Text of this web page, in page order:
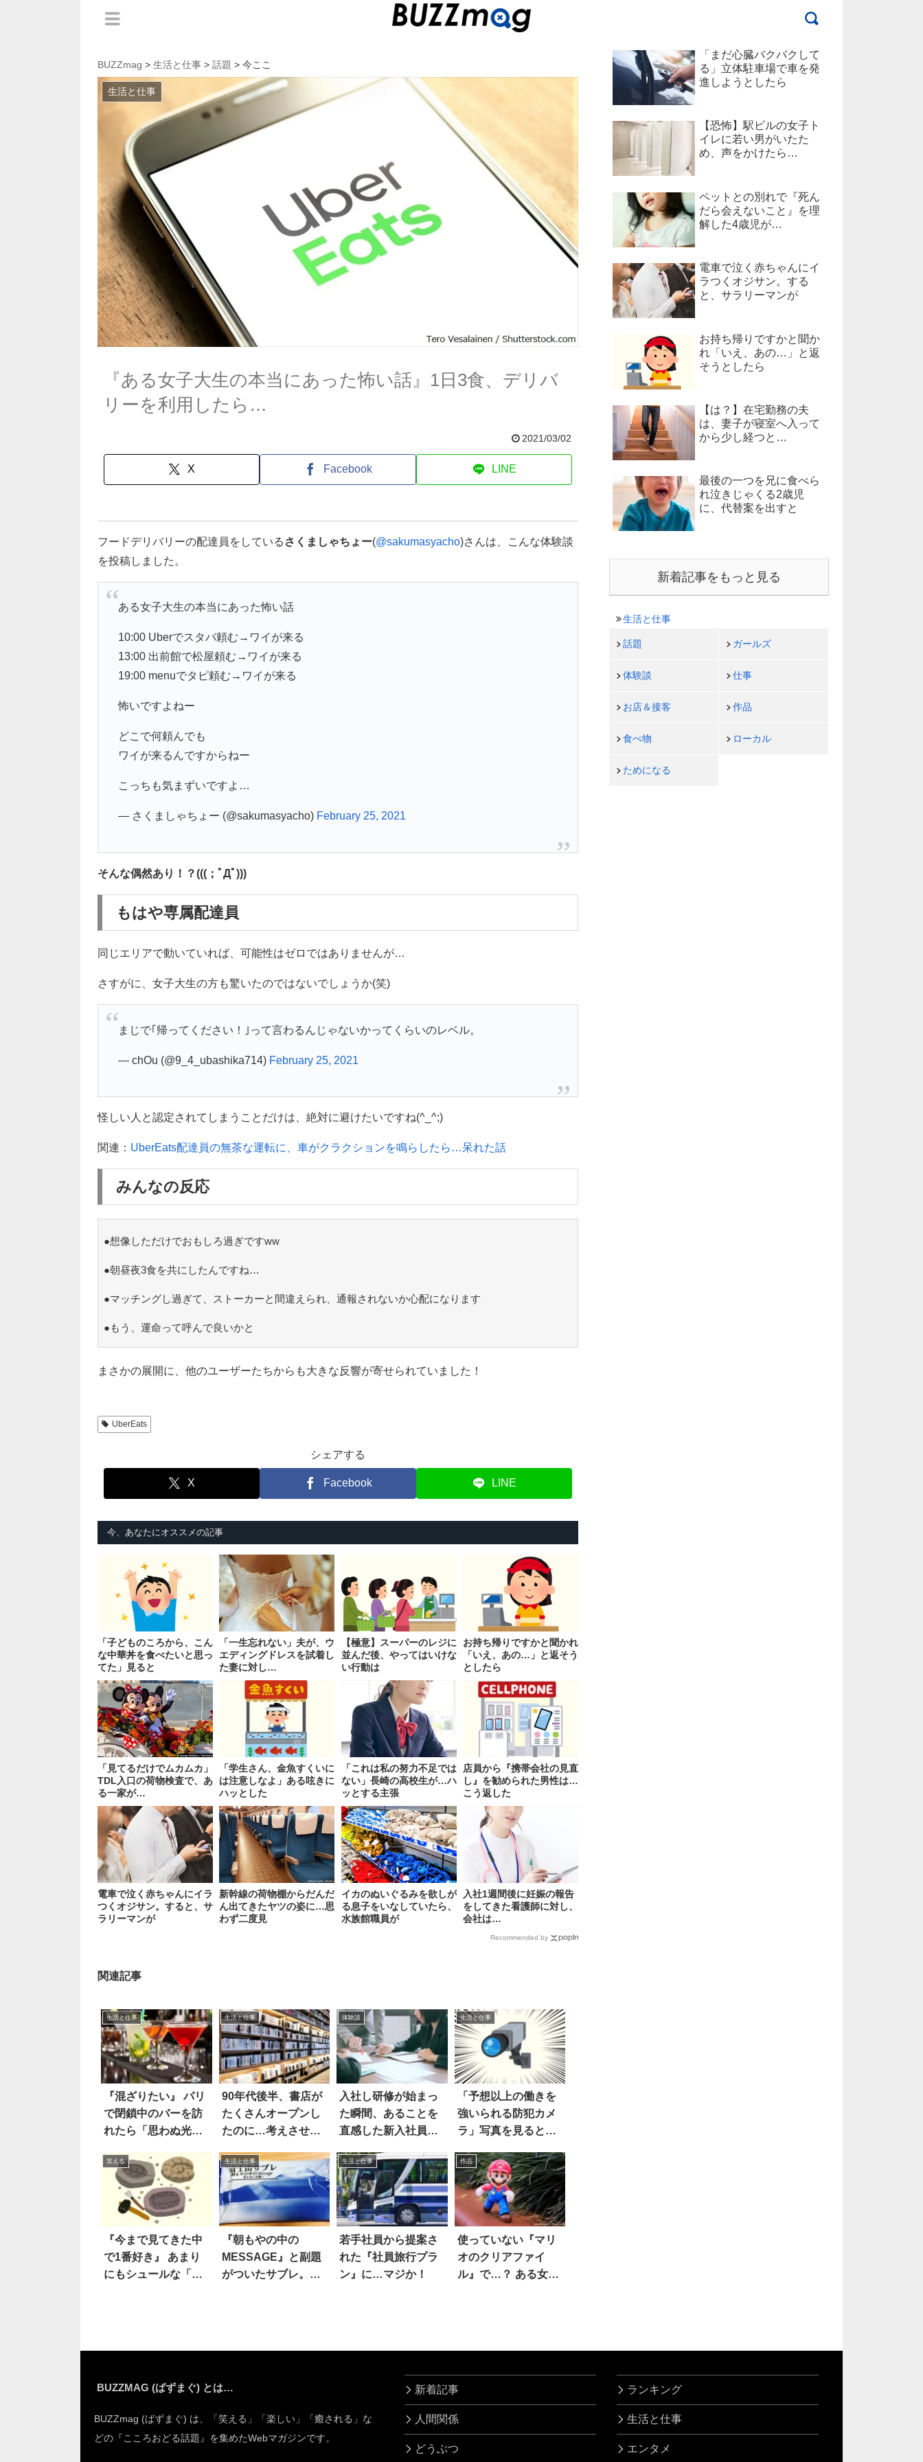
BUZZmag > 生活と仕事 > 話題 > 今ここ
生活と仕事
『ある女子大生の本当にあった怖い話』1日3食、デリバ
リーを利用したら…
2021/03/02
X Facebook LINE
フードデリバリーの配達員をしている さくましゃちょー(@sakumasyacho)さんは、こんな体験談
を投稿しました。
ある女子大生の本当にあった怖い話
10:00 Uberでスタバ頼む→ワイが来る
13:00 出前館で松屋頼む→ワイが来る
19:00 menuでタピ頼む→ワイが来る
怖いですよねー
どこで何頼んでも
ワイが来るんですからねー
こっちも気まずいですよ…
— さくましゃちょー (@sakumasyacho) February 25, 2021
そんな偶然あり！？(((；ﾟДﾟ)))
もはや専属配達員
同じエリアで動いていれば、可能性はゼロではありませんが…
さすがに、女子大生の方も驚いたのではないでしょうか(笑)
まじで｢帰ってください！｣って言わるんじゃないかってくらいのレベル。
— chOu (@9_4_ubashika714) February 25, 2021
怪しい人と認定されてしまうことだけは、絶対に避けたいですね(^_^;)
関連： UberEats配達員の無茶な運転に、車がクラクションを鳴らしたら…呆れた話
みんなの反応
●想像しただけでおもしろ過ぎですww
●朝昼夜3食を共にしたんですね…
●マッチングし過ぎて、ストーカーと間違えられ、通報されないか心配になります
●もう、運命って呼んで良いかと
まさかの展開に、他のユーザーたちからも大きな反響が寄せられていました！
UberEats
シェアする
X Facebook LINE
今、あなたにオススメの記事
「子どものころから、こん
な中華丼を食べたいと思っ
てた」見ると
「一生忘れない」夫が、ウ
エディングドレスを試着し
た妻に対し…
【極意】スーパーのレジに
並んだ後、やってはいけな
い行動は
お持ち帰りですかと聞かれ
「いえ、あの…」と返そう
としたら
「見てるだけでムカムカ」
TDL入口の荷物検査で、あ
る一家が…
「学生さん、金魚すくいに
は注意しなよ」ある呟きに
ハッとした
「これは私の努力不足では
ない」長崎の高校生が…ハ
ッとする主張
店員から『携帯会社の見直
し』を勧められた男性は…
こう返した
電車で泣く赤ちゃんにイラ
つくオジサン。すると、サ
ラリーマンが
新幹線の荷物棚からだんだ
ん出てきたヤツの姿に…思
わず二度見
イカのぬいぐるみを欲しが
る息子をいなしていたら、
水族館職員が
入社1週間後に妊娠の報告
をしてきた看護師に対し、
会社は…
Recommended by
関連記事
生活と仕事
『混ざりたい』 パリ
で閉鎖中のバーを訪
れたら「思わぬ光
生活と仕事
90年代後半、書店が
たくさんオープンし
たのに…考えさせら
体験談
入社し研修が始まっ
た瞬間、あることを
直感した新入社員
生活と仕事
「予想以上の働きを
強いられる防犯カメ
ラ」写真を見ると…
笑える
『今まで見てきた中
で1番好き』 あまり
にもシュールな「化
生活と仕事
『朝もやの中の
MESSAGE』と副題
がついたサブレ。袋
生活と仕事
若手社員から提案さ
れた『社員旅行プラ
ン』に…マジか！
作品
使っていない『マリ
オのクリアファイ
ル』で…？ ある女の
「まだ心臓バクバクして
る」立体駐車場で車を発
進しようとしたら
【恐怖】駅ビルの女子ト
イレに若い男がいたた
め、声をかけたら…
ペットとの別れで『死ん
だら会えないこと』を理
解した4歳児が…
電車で泣く赤ちゃんにイ
ラつくオジサン。する
と、サラリーマンが
お持ち帰りですかと聞か
れ「いえ、あの…」と返
そうとしたら
【は？】在宅勤務の夫
は、妻子が寝室へ入って
から少し経つと…
最後の一つを兄に食べら
れ泣きじゃくる2歳児
に、代替案を出すと
新着記事をもっと見る
生活と仕事
話題 ガールズ
体験談 仕事
お店＆接客 作品
食べ物 ローカル
ためになる
BUZZMAG (ばずまぐ) とは…
BUZZmag (ばずまぐ) は、「笑える」「楽しい」「癒される」な
どの『こころおどる話題』を集めたWebマガジンです。
新着記事
人間関係
どうぶつ
ランキング
生活と仕事
エンタメ